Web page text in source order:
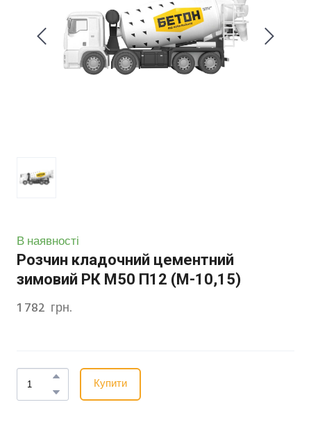
В наявності
Розчин кладочний цементний
зимовий РК М50 П12 (М-10,15)
1 782  грн.
Купити